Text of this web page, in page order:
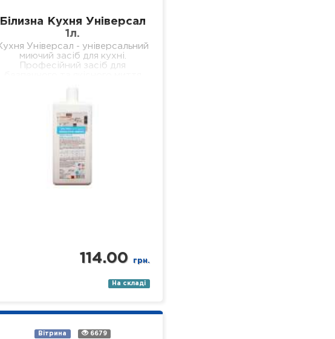
Білизна Кухня Універсал
1л.
Універсал - універсальний
миючий засіб для кухні.
Професійний засіб для
114.00 грн.
На складі
Вітрина 6679